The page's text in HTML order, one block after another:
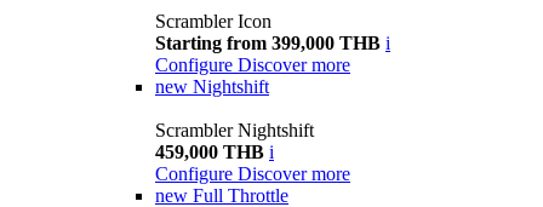
Scrambler Icon
Starting from 399,000 THB i
Configure Discover more
new Nightshift
Scrambler Nightshift
459,000 THB i
Configure Discover more
new Full Throttle